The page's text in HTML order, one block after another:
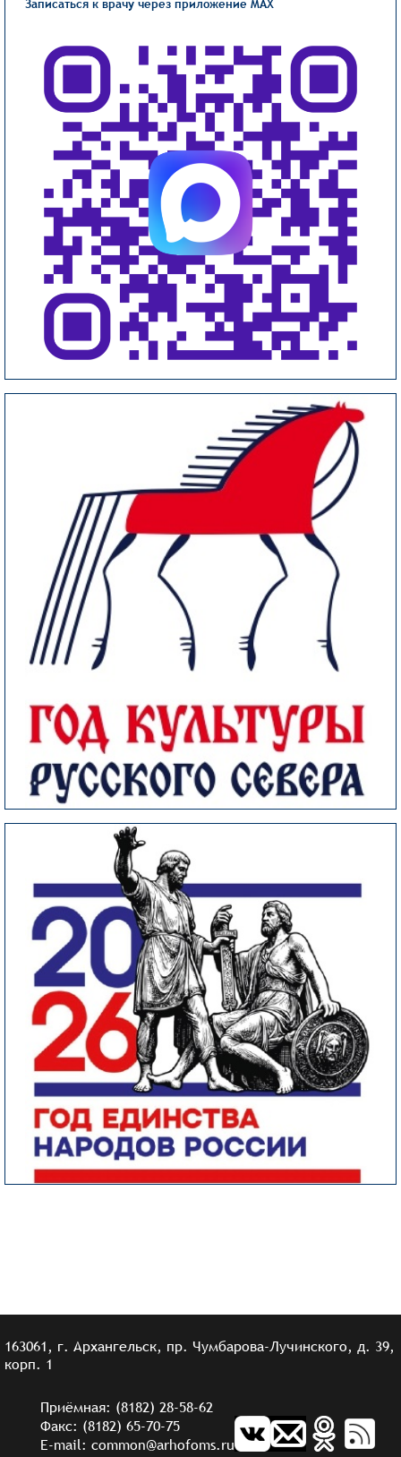
Записаться к врачу через приложение MAX
163061, г. Архангельск, пр. Чумбарова-Лучинского, д. 39,
корп. 1
Приёмная: (8182) 28-58-62
Факс: (8182) 65-70-75
E-mail: common@arhofoms.ru